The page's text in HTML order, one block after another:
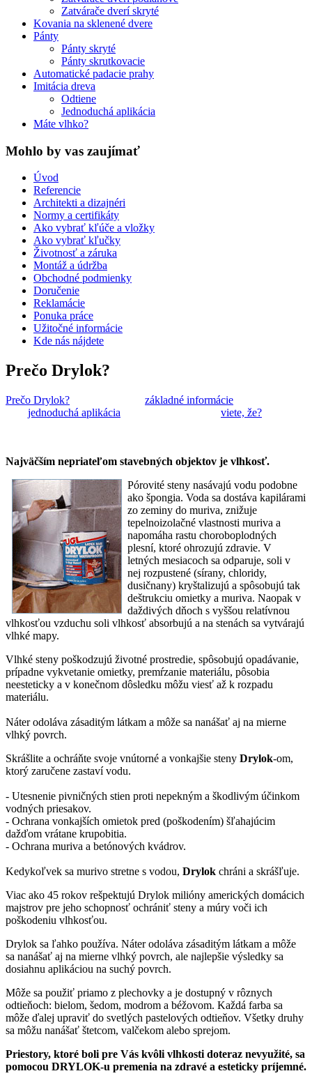
Zatvárače dverí skryté
Kovania na sklenené dvere
Pánty
Pánty skryté
Pánty skrutkovacie
Automatické padacie prahy
Imitácia dreva
Odtiene
Jednoduchá aplikácia
Máte vlhko?
Mohlo by vas zaujímať
Úvod
Referencie
Architekti a dizajnéri
Normy a certifikáty
Ako vybrať kľúče a vložky
Ako vybrať kľučky
Životnosť a záruka
Montáž a údržba
Obchodné podmienky
Doručenie
Reklamácie
Ponuka práce
Užitočné informácie
Kde nás nájdete
Prečo Drylok?
Prečo Drylok?
základné informácie
jednoduchá aplikácia
viete, že?
Najväčším nepriateľom stavebných objektov je vlhkosť.
Pórovité steny nasávajú vodu podobne
ako špongia. Voda sa dostáva kapilárami
zo zeminy do muriva, znižuje
tepelnoizolačné vlastnosti muriva a
napomáha rastu choroboplodných
plesní, ktoré ohrozujú zdravie. V
letných mesiacoch sa odparuje, soli v
nej rozpustené (sírany, chloridy,
dusičnany) kryštalizujú a spôsobujú tak
deštrukciu omietky a muriva. Naopak v
daždivých dňoch s vyššou relatívnou
vlhkosťou vzduchu soli vlhkosť absorbujú a na stenách sa vytvárajú
vlhké mapy.
Vlhké steny poškodzujú životné prostredie, spôsobujú opadávanie,
prípadne vykvetanie omietky, premŕzanie materiálu, pôsobia
neesteticky a v konečnom dôsledku môžu viesť až k rozpadu
materiálu.
Náter odoláva zásaditým látkam a môže sa nanášať aj na mierne
vlhký povrch.
Skrášlite a ochráňte svoje vnútorné a vonkajšie steny Drylok-om,
ktorý zaručene zastaví vodu.
- Utesnenie pivničných stien proti nepekným a škodlivým účinkom
vodných priesakov.
- Ochrana vonkajších omietok pred (poškodením) šľahajúcim
dažďom vrátane krupobitia.
- Ochrana muriva a betónových kvádrov.
Kedykoľvek sa murivo stretne s vodou, Drylok chráni a skrášľuje.
Viac ako 45 rokov rešpektujú Drylok milióny amerických domácich
majstrov pre jeho schopnosť ochrániť steny a múry voči ich
poškodeniu vlhkosťou.
Drylok sa ľahko používa. Náter odoláva zásaditým látkam a môže
sa nanášať aj na mierne vlhký povrch, ale najlepšie výsledky sa
dosiahnu aplikáciou na suchý povrch.
Môže sa použiť priamo z plechovky a je dostupný v rôznych
odtieňoch: bielom, šedom, modrom a béžovom. Každá farba sa
môže ďalej upraviť do svetlých pastelových odtieňov. Všetky druhy
sa môžu nanášať štetcom, valčekom alebo sprejom.
Priestory, ktoré boli pre Vás kvôli vlhkosti doteraz nevyužité, sa
pomocou DRYLOK-u premenia na zdravé a esteticky príjemné.